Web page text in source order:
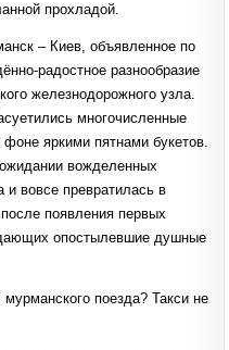
прохладой.
– Киев, объявленное по
радостное разнообразие
железнодорожного узла.
многочисленные
яркими пятнами букетов.
вожделенных
и вовсе превратилась в
появления первых
опостылевшие душные
поезда? Такси не